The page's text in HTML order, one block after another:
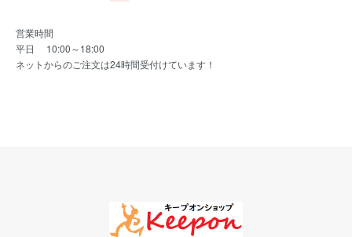
営業時間
平日 10:00～18:00
ネットからのご注文は24時間受付けています！